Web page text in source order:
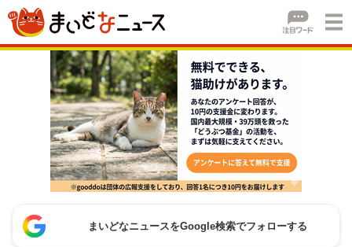
まいどなニュースをGoogle検索でフォローする